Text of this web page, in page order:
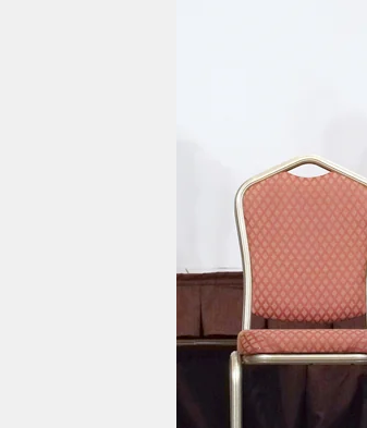
verlag
veranstaltungen
shop
fragen & hilfe
unterstützen